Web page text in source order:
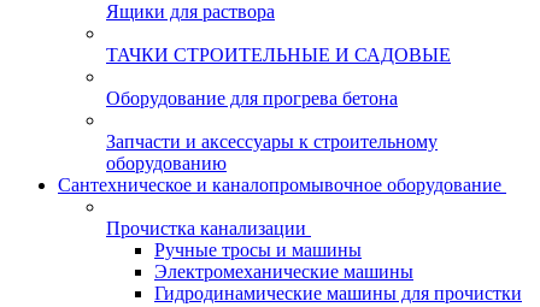
Ящики для раствора
ТАЧКИ СТРОИТЕЛЬНЫЕ И САДОВЫЕ
Оборудование для прогрева бетона
Запчасти и аксессуары к строительному
оборудованию
Сантехническое и каналопромывочное оборудование
Прочистка канализации
Ручные тросы и машины
Электромеханические машины
Гидродинамические машины для прочистки